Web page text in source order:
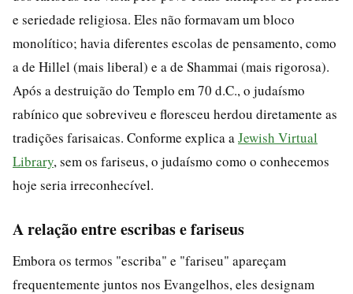
e seriedade religiosa. Eles não formavam um bloco
monolítico; havia diferentes escolas de pensamento, como
a de Hillel (mais liberal) e a de Shammai (mais rigorosa).
Após a destruição do Templo em 70 d.C., o judaísmo
rabínico que sobreviveu e floresceu herdou diretamente as
tradições farisaicas. Conforme explica a Jewish Virtual
Library, sem os fariseus, o judaísmo como o conhecemos
hoje seria irreconhecível.
A relação entre escribas e fariseus
Embora os termos "escriba" e "fariseu" apareçam
frequentemente juntos nos Evangelhos, eles designam